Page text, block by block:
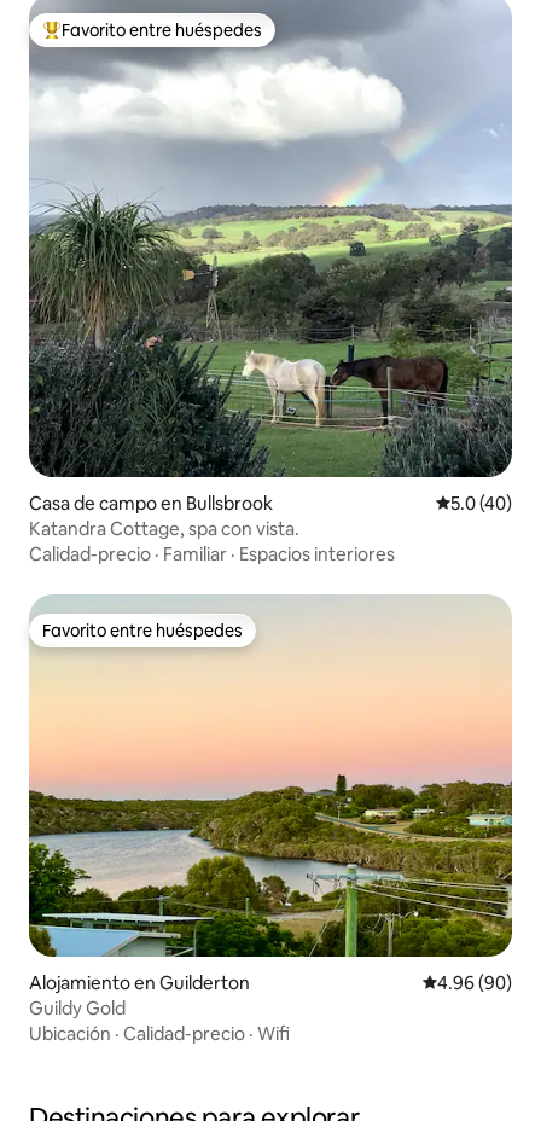
Favorito entre huéspedes preferido
Favorito entre huéspedes
Casa de campo en Bullsbrook Calificación
5.0 (40)
Katandra Cottage, spa con vista.
Calidad-precio · Familiar · Espacios interiores
Favorito entre huéspedes
Favorito entre huéspedes
Alojamiento en Guilderton Calificación
4.96 (90)
Guildy Gold
Ubicación · Calidad-precio · Wifi